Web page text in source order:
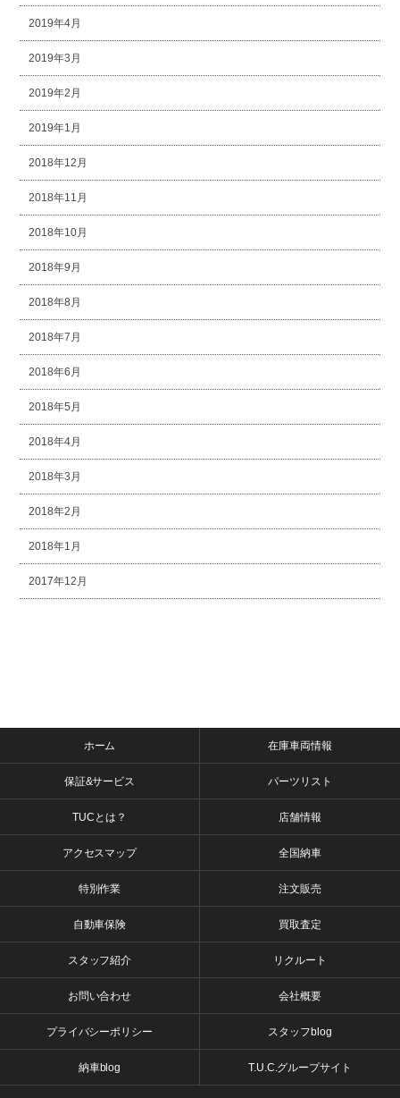
2019年4月
2019年3月
2019年2月
2019年1月
2018年12月
2018年11月
2018年10月
2018年9月
2018年8月
2018年7月
2018年6月
2018年5月
2018年4月
2018年3月
2018年2月
2018年1月
2017年12月
ホーム 在庫車両情報
保証&サービス パーツリスト
TUCとは？ 店舗情報
アクセスマップ 全国納車
特別作業 注文販売
自動車保険 買取査定
スタッフ紹介 リクルート
お問い合わせ 会社概要
プライバシーポリシー スタッフblog
納車blog T.U.C.グループサイト